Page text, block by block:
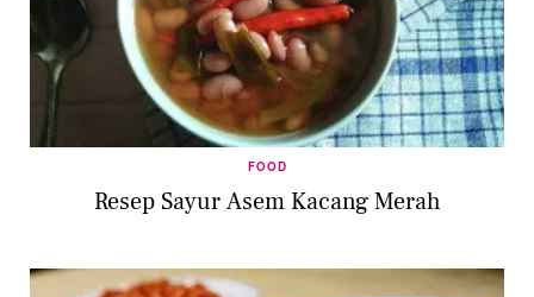
FOOD
Resep Sayur Asem Kacang Merah